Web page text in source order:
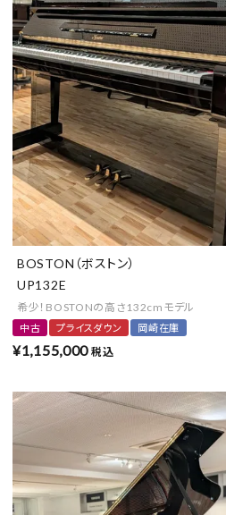
BOSTON（ボストン）
UP132E
希少！BOSTONの高さ132cmモデル
中古 プライスダウン 岡崎在庫
¥1,155,000 税込